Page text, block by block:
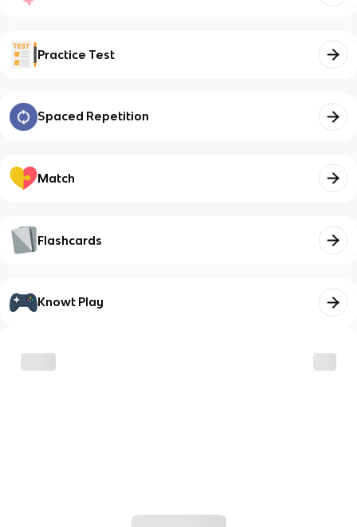
Practice Test
Spaced Repetition
Match
Flashcards
Knowt Play